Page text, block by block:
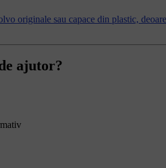
originale sau capace din plastic,
ajutor?